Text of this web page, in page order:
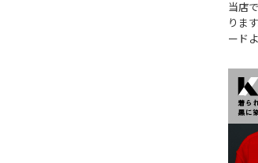
当店
りま
ード